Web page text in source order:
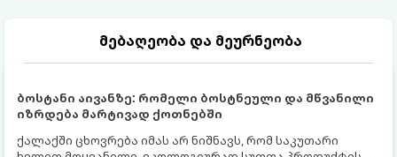
მებაღეობა და მეურნეობა
ბოსტანი აივანზე: რომელი ბოსტნეული და მწვანილი
იზრდება მარტივად ქოთნებში
ქალაქში ცხოვრება იმას არ ნიშნავს, რომ საკუთარი